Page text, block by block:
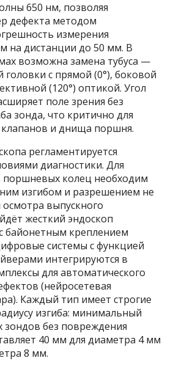
650 нм, позволяя
дефекта методом
измерения
на дистанции до 50 мм. В
возможна замена тубуса —
головки с прямой (0°), боковой
(120°) оптикой. Угол
поле зрения без
зонда, что критично для
и днища поршня.
регламентируется
диагностики. Для
поршневых колец необходим
изгибом и разрешением не
осмотра выпускного
жесткий эндоскоп
байонетным креплением
системы с функцией
интегрируются в
для автоматического
(нейросетевая
Каждый тип имеет строгие
изгиба: минимальный
зондов без повреждения
40 мм для диаметра 4 мм
8 мм.